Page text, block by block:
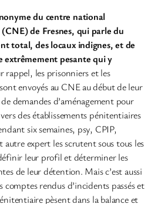
du centre national
de Fresnes, qui parle du
total, des locaux indignes, et de
extrêmement pesante qui y
rappel, les prisonniers et les
envoyés au CNE au début de leur
demandes d’aménagement pour
des établissements pénitentiaires
six semaines, psy, CPIP,
autre expert les scrutent sous tous les
leur profil et déterminer les
de leur détention. Mais c’est aussi
comptes rendus d’incidents passés et
pèsent dans la balance et